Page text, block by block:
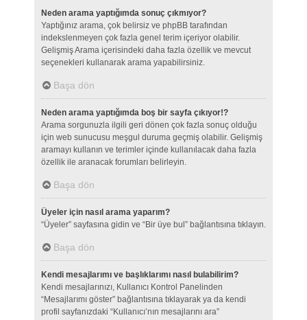
Neden arama yaptığımda sonuç çıkmıyor?
Yaptığınız arama, çok belirsiz ve phpBB tarafından
indekslenmeyen çok fazla genel terim içeriyor olabilir.
Gelişmiş Arama içerisindeki daha fazla özellik ve mevcut
seçenekleri kullanarak arama yapabilirsiniz.
Başa dön
Neden arama yaptığımda boş bir sayfa çıkıyor!?
Arama sorgunuzla ilgili geri dönen çok fazla sonuç olduğu
için web sunucusu meşgul duruma geçmiş olabilir. Gelişmiş
aramayı kullanın ve terimler içinde kullanılacak daha fazla
özellik ile aranacak forumları belirleyin.
Başa dön
Üyeler için nasıl arama yaparım?
“Üyeler” sayfasına gidin ve “Bir üye bul” bağlantısına tıklayın.
Başa dön
Kendi mesajlarımı ve başlıklarımı nasıl bulabilirim?
Kendi mesajlarınızı, Kullanıcı Kontrol Panelinden
“Mesajlarımı göster” bağlantısına tıklayarak ya da kendi
profil sayfanızdaki “Kullanıcı’nın mesajlarını ara”